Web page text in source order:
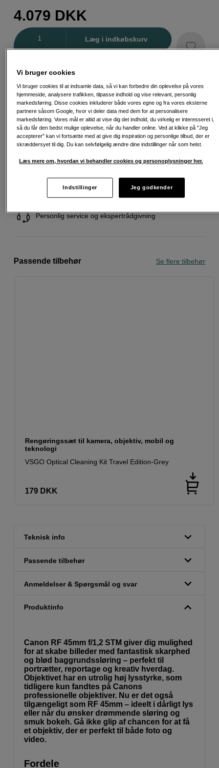
4.079 DKK
Læg i indkøbskurv
Vi anbefaler
Dette er et produkt, vi virkelig godt kan lide. Hold
øje med symbolet for flere af vores udvalgte
favoritter.
Læs mere
Fri fragt ved køb over 500 kr.
30 dages returret
Personlig service og ekspertrådgivning
Passende tilbehør Se flere tilbehør
Rengøringssæt til kamera, objektiv, mobil og
teknologi
VSGO Optical Cleaning Kit Travel Edition-Grey
179 DKK
Teknisk info
Passende tilbehør
Anmeldelser & Spørgsmål og svar
Produktinfo
Canon RF 45mm f/1,2 STM giver dig mulighed
for at skabe billeder med fantastisk skarphed
og blød baggrundssløring – perfekt til
portrætter, reportage og kreativ hverdag.
Objektivet har en utrolig høj lysstyrke, som
tidligere kun fandtes på Canons
professionelle objektiver. Nu er det også
tilgængeligt som RF 45mm – ideelt i dårligt lys
eller når du ønsker drømmende sløring og
smuk bokeh. Gå ikke glip af chancen for at få
et objektiv, der er perfekt til både foto og
video.
Fordele
Vi bruger cookies
Vi bruger cookies til at indsamle data, så vi kan forbedre din oplevelse på vores
hjemmeside, analysere trafikken, tilpasse indhold og vise relevant, personlig
markedsføring. Disse cookies inkluderer både vores egne og fra vores eksterne
partnere såsom Google, hvor vi deler data med dem for at personalisere
markedsføring. Vores mål er altid at vise dig det indhold, du virkelig er interesseret i,
så du får den bedst mulige oplevelse, når du handler online. Ved at klikke på "Jeg
accepterer" kan vi fortsætte med at give dig inspiration og personlige tilbud, der er
skræddersyet til dig. Du kan selvfølgelig ændre dine indstillinger når som helst.
Læs mere om, hvordan vi behandler cookies og personoplysninger her.
Indstillinger Jeg godkender